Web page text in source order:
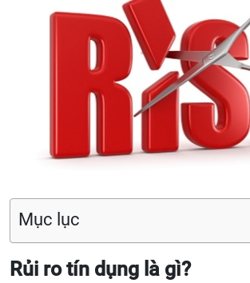
Mục lục
Rủi ro tín dụng là gì?